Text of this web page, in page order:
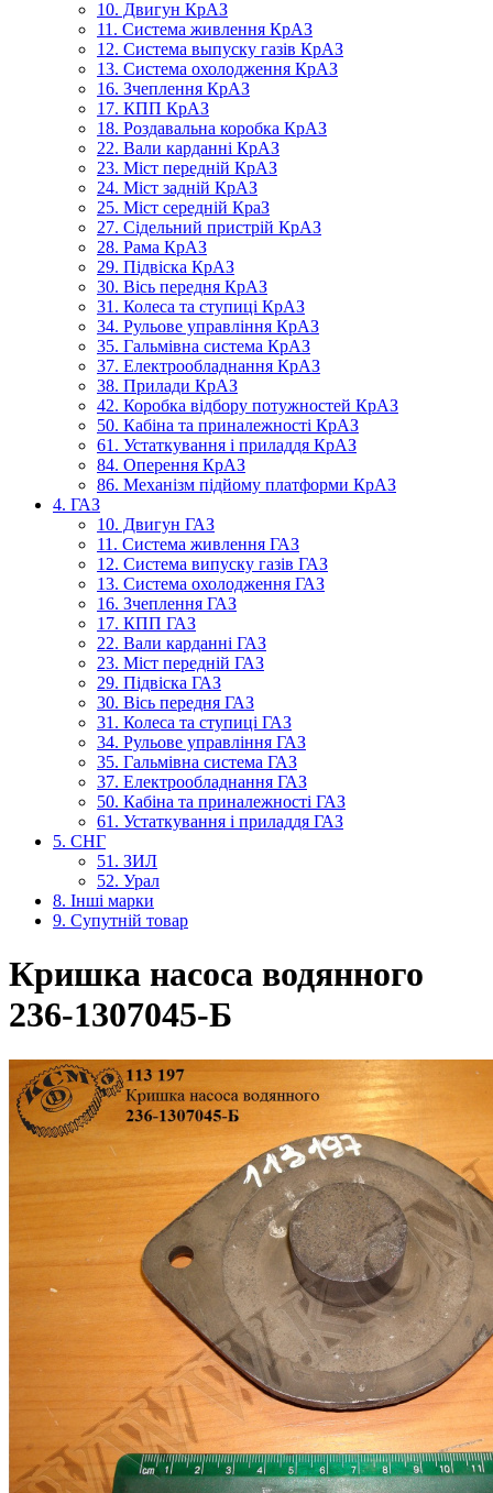
10. Двигун КрАЗ
11. Система живлення КрАЗ
12. Система выпуску газів КрАЗ
13. Система охолодження КрАЗ
16. Зчеплення КрАЗ
17. КПП КрАЗ
18. Роздавальна коробка КрАЗ
22. Вали карданні КрАЗ
23. Міст передній КрАЗ
24. Міст задній КрАЗ
25. Міст середній КраЗ
27. Сідельний пристрій КрАЗ
28. Рама КрАЗ
29. Підвіска КрАЗ
30. Вісь передня КрАЗ
31. Колеса та ступиці КрАЗ
34. Рульове управління КрАЗ
35. Гальмівна система КрАЗ
37. Електрообладнання КрАЗ
38. Прилади КрАЗ
42. Коробка відбору потужностей КрАЗ
50. Кабіна та приналежності КрАЗ
61. Устаткування і приладдя КрАЗ
84. Оперення КрАЗ
86. Механізм підйому платформи КрАЗ
4. ГАЗ
10. Двигун ГАЗ
11. Система живлення ГАЗ
12. Система випуску газів ГАЗ
13. Система охолодження ГАЗ
16. Зчеплення ГАЗ
17. КПП ГАЗ
22. Вали карданні ГАЗ
23. Міст передній ГАЗ
29. Підвіска ГАЗ
30. Вісь передня ГАЗ
31. Колеса та ступиці ГАЗ
34. Рульове управління ГАЗ
35. Гальмівна система ГАЗ
37. Електрообладнання ГАЗ
50. Кабіна та приналежності ГАЗ
61. Устаткування і приладдя ГАЗ
5. СНГ
51. ЗИЛ
52. Урал
8. Інші марки
9. Супутній товар
Кришка насоса водянного
236-1307045-Б